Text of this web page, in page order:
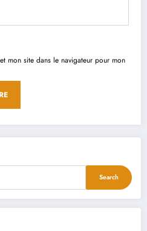
Search
mon site dans le navigateur pour mon